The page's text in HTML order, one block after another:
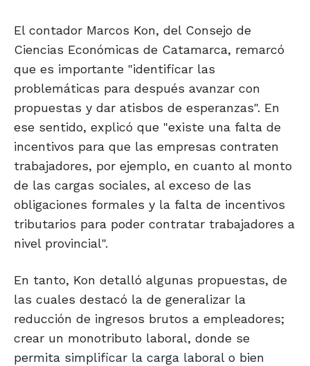
El contador Marcos Kon, del Consejo de
Ciencias Económicas de Catamarca, remarcó
que es importante "identificar las
problemáticas para después avanzar con
propuestas y dar atisbos de esperanzas". En
ese sentido, explicó que "existe una falta de
incentivos para que las empresas contraten
trabajadores, por ejemplo, en cuanto al monto
de las cargas sociales, al exceso de las
obligaciones formales y la falta de incentivos
tributarios para poder contratar trabajadores a
nivel provincial".
En tanto, Kon detalló algunas propuestas, de
las cuales destacó la de generalizar la
reducción de ingresos brutos a empleadores;
crear un monotributo laboral, donde se
permita simplificar la carga laboral o bien